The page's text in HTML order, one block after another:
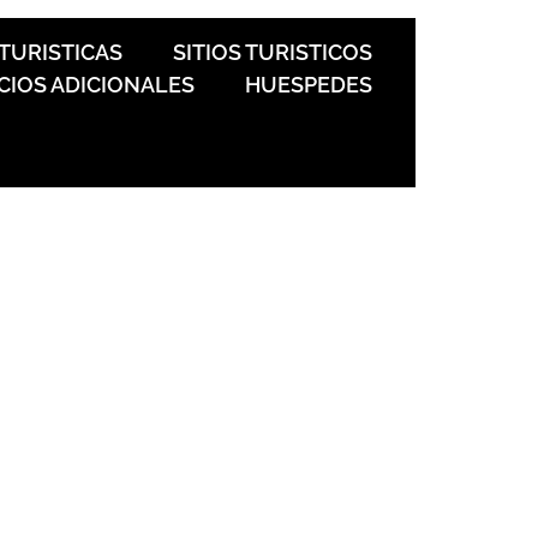
SITIOS TURISTICOS
ADICIONALES HUESPEDES